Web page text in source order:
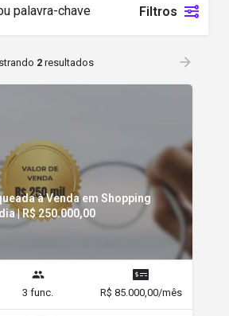
Filtros
2resultados
à Venda em Shopping
| R$ 250.000,00
3 func. R$ 85.000,00/mês